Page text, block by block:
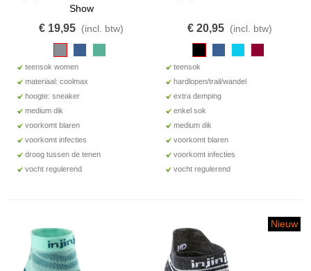
Show
€ 19,95 (incl. btw)
teensok women
materiaal: coolmax
hoogte: sneaker
medium dik
voorkomt blaren
voorkomt infecties
droog tussen de tenen
vocht regulerend
€ 20,95 (incl. btw)
teensok
hardlopen/trail/wandel
extra demping
enkel sok
medium dik
voorkomt blaren
voorkomt infecties
vocht regulerend
Nieuw